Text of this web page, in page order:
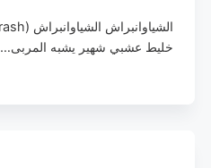
خليط عشبي شهير يشبه المربى…